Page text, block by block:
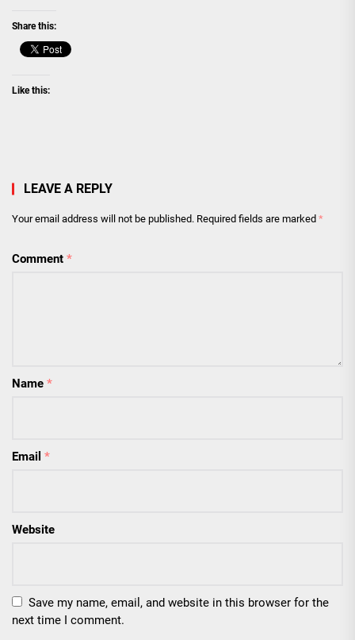
Share this:
Like this:
LEAVE A REPLY
Your email address will not be published. Required fields are marked *
Comment *
Name *
Email *
Website
Save my name, email, and website in this browser for the
next time I comment.